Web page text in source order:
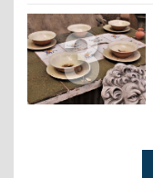
3